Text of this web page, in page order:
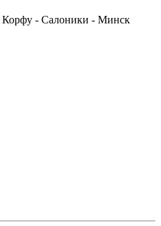
- Салоники - Минск